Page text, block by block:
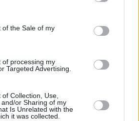
to Google and its third-party tags to
specified purposes in below Google
of the Sale of my
of processing my
Targeted Advertising.
Collection, Use,
or Sharing of my
Is Unrelated with the
it was collected.
13 βουλευτές
ο κυβερνητικός